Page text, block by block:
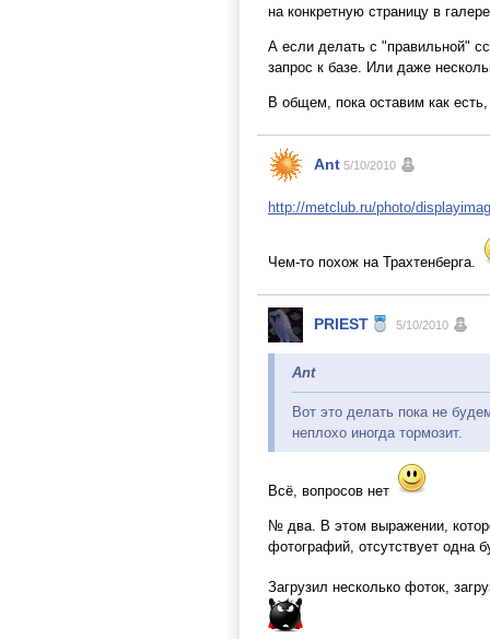
на конкретную страницу в
А если делать с "правильной"
запрос к базе. Или даже
В общем, пока оставим как
Ant 5/10/2010
http://metclub.ru/photo/
Чем-то похож на Трахтенберга.
PRIEST 5/10/2010
Ant
Вот это делать пока не
неплохо иногда тормозит.
Всё, вопросов нет
№ два. В этом выражении,
фотографий, отсутствует одна
Загрузил несколько фоток,